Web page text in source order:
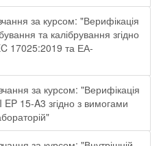
за курсом: "Верифікація
та калібрування згідно
17025:2019 та ЕА-
за курсом: "Верифікація
15-A3 згідно з вимогами